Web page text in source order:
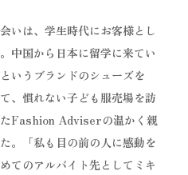
いは、学生時代にお客様とし
中国から日本に留学に来てい
いうブランドのシューズを
、慣れない子ども服売場を訪
Fashion Adviserの温かく親
。「私も目の前の人に感動を
てのアルバイト先としてミキ